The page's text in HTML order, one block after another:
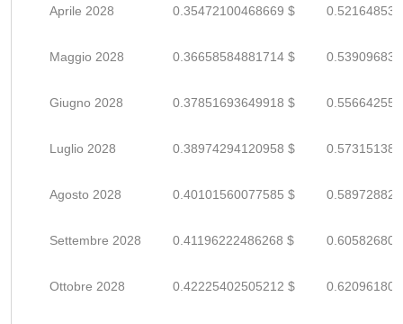
Aprile 2028 0.35472100468669 $
Maggio 2028 0.36658584881714 $
Giugno 2028 0.37851693649918 $
Luglio 2028 0.38974294120958 $
Agosto 2028 0.40101560077585 $
Settembre 2028 0.41196222486268 $
Ottobre 2028 0.42225402505212 $